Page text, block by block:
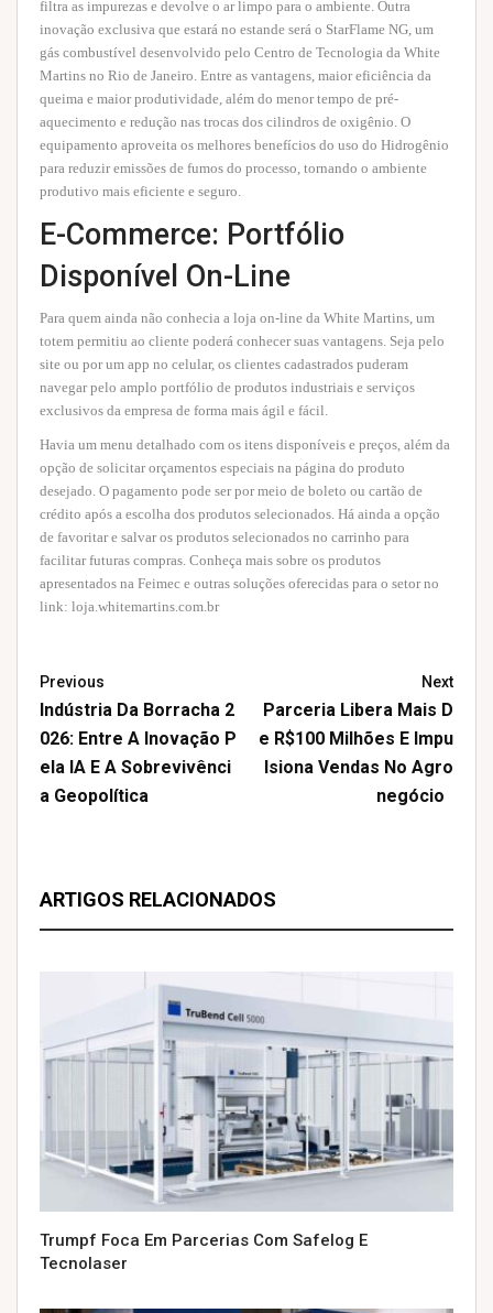
filtra as impurezas e devolve o ar limpo para o ambiente. Outra
inovação exclusiva que estará no estande será o StarFlame NG, um
gás combustível desenvolvido pelo Centro de Tecnologia da White
Martins no Rio de Janeiro. Entre as vantagens, maior eficiência da
queima e maior produtividade, além do menor tempo de pré-
aquecimento e redução nas trocas dos cilindros de oxigênio. O
equipamento aproveita os melhores benefícios do uso do Hidrogênio
para reduzir emissões de fumos do processo, tornando o ambiente
produtivo mais eficiente e seguro.
E-Commerce: Portfólio
Disponível On-Line
Para quem ainda não conhecia a loja on-line da White Martins, um
totem permitiu ao cliente poderá conhecer suas vantagens. Seja pelo
site ou por um app no celular, os clientes cadastrados puderam
navegar pelo amplo portfólio de produtos industriais e serviços
exclusivos da empresa de forma mais ágil e fácil.
Havia um menu detalhado com os itens disponíveis e preços, além da
opção de solicitar orçamentos especiais na página do produto
desejado. O pagamento pode ser por meio de boleto ou cartão de
crédito após a escolha dos produtos selecionados. Há ainda a opção
de favoritar e salvar os produtos selecionados no carrinho para
facilitar futuras compras. Conheça mais sobre os produtos
apresentados na Feimec e outras soluções oferecidas para o setor no
link: loja.whitemartins.com.br
Previous
Indústria Da Borracha 2
026: Entre A Inovação P
Ela IA E A Sobrevivênci
A Geopolítica
Next
Parceria Libera Mais D
E R$100 Milhões E Impu
Lsiona Vendas No Agro
Negócio
ARTIGOS RELACIONADOS
Trumpf Foca Em Parcerias Com Safelog E
Tecnolaser